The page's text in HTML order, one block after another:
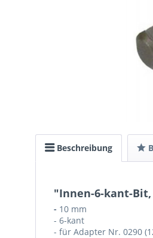
Beschreibung
"Innen-6-kant-Bit,
- 10 mm
- 6-kant
- für Adapter Nr. 0290